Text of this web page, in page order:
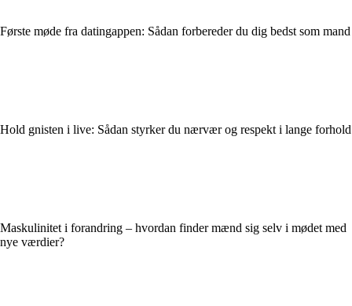
Første møde fra datingappen: Sådan forbereder du dig bedst som mand
Hold gnisten i live: Sådan styrker du nærvær og respekt i lange forhold
Maskulinitet i forandring – hvordan finder mænd sig selv i mødet med
nye værdier?